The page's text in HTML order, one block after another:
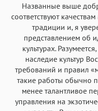
Названные выше
соответствуют
традиции и, я
представлением об
культурах.
наследие культур
требований и правил
такие работы обычно
менее талантливое
управления на